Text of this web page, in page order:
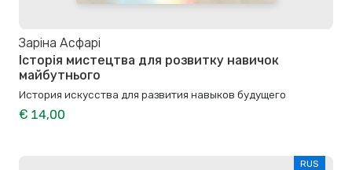
Заріна Асфарі
Історія мистецтва для розвитку навичок
майбутнього
История искусства для развития навыков будущего
€ 14,00
RUS